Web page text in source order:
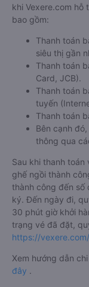
khi Vexere.com hỗ
bao gồm:
Thanh toán
siêu thị gần
Thanh toán
Card, JCB).
Thanh toán
tuyến
Thanh toán
Bên cạnh
thông qua
Sau khi thanh toán
ghế ngồi thành
thành công đến số
ký. Đến ngày đi,
30 phút giờ khởi
trạng vé đã đặt,
https://
Xem hướng dẫn
đây .